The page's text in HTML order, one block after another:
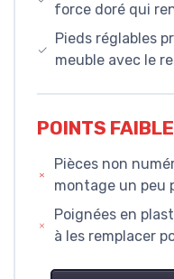
force doré qui
Pieds réglables
meuble avec le
POINTS
Pièces non
montage un peu
Poignées en
à les remplacer